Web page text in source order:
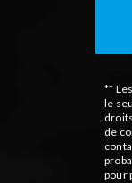
**
le
de
pour